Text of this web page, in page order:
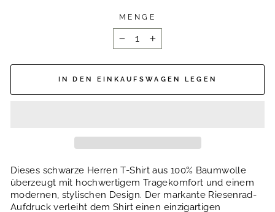
MENGE
+
IN DEN EINKAUFSWAGEN LEGEN
Dieses schwarze Herren T-Shirt aus 100% Baumwolle
überzeugt mit hochwertigem Tragekomfort und einem
modernen, stylischen Design. Der markante Riesenrad-
Aufdruck verleiht dem Shirt einen einzigartigen